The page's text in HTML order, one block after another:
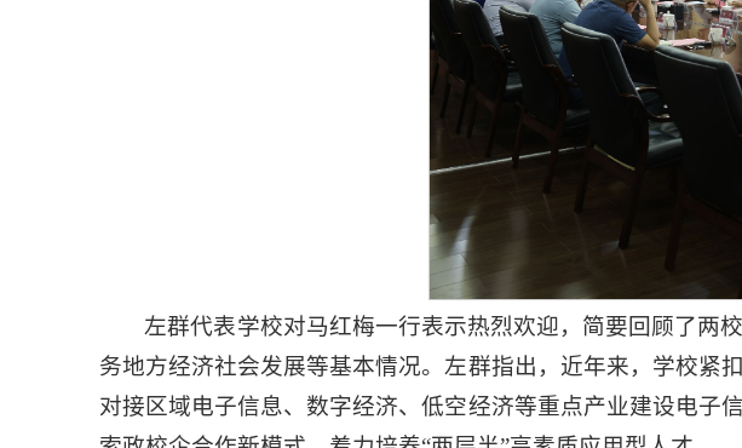
左群代表学校对马红梅一行表示热烈欢迎，简要回顾了两
务地方经济社会发展等基本情况。左群指出，近年来，学校紧
对接区域电子信息、数字经济、低空经济等重点产业建设电子